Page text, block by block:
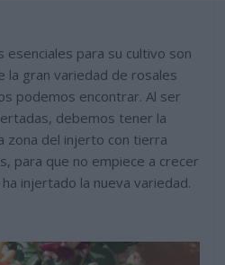
esenciales para su cultivo son
la gran variedad de rosales
podemos encontrar. Al ser
debemos tener la
zona del injerto con tierra
para que no empiece a crecer
injertado la nueva variedad.